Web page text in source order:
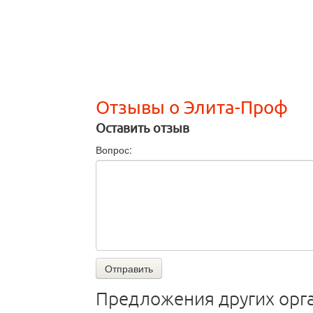
Отзывы о Элита-Проф
Оставить отзыв
Вопрос:
Отправить
Предложения других